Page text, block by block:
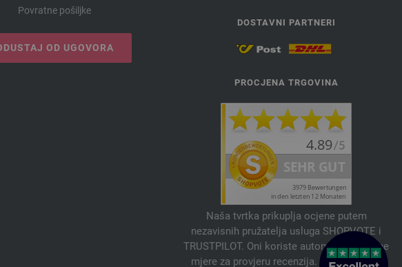
Povratne pošiljke
OD UGOVORA
DOSTAVNI PARTNERI
PROCJENA TRGOVINA
Naša tvrtka prikuplja ocjene putem
nezavisnih pružatelja usluga SHOPVOTE i
TRUSTPILOT. Oni koriste automatske i ručne
mjere za provjeru recenzija. Informacije o